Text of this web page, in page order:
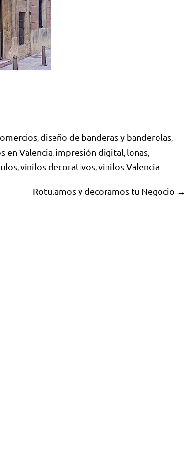
, diseño de banderas y banderolas,
en Valencia, impresión digital, lonas,
,vinilos decorativos,vinilos Valencia
Rotulamos y decoramos tu Negocio →